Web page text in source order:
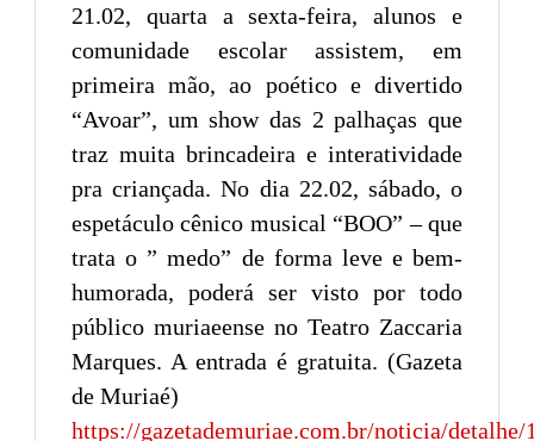
21.02, quarta a sexta-feira, alunos e
comunidade escolar assistem, em
primeira mão, ao poético e divertido
“Avoar”, um show das 2 palhaças que
traz muita brincadeira e interatividade
pra criançada. No dia 22.02, sábado, o
espetáculo cênico musical “BOO” – que
trata o ” medo” de forma leve e bem-
humorada, poderá ser visto por todo
público muriaeense no Teatro Zaccaria
Marques. A entrada é gratuita. (Gazeta
de Muriaé)
https://gazetademuriae.com.br/noticia/detalhe/